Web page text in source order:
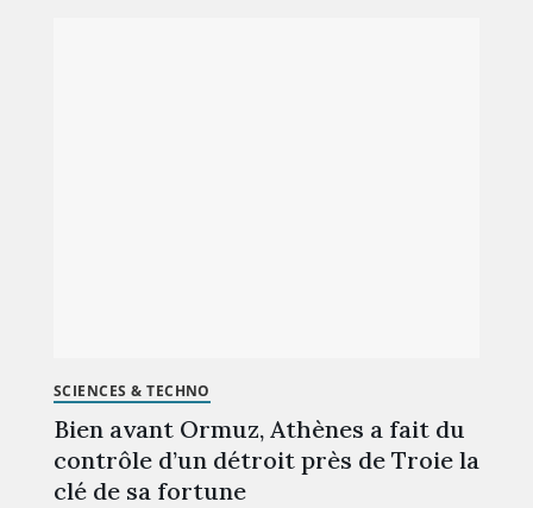
SCIENCES & TECHNO
Bien avant Ormuz, Athènes a fait du
contrôle d’un détroit près de Troie la
clé de sa fortune